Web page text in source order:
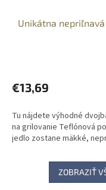
Unikátna
€13,69
Tu nájdete výhodné
na grilovanie Teflónová
jedlo zostane mäkké,
ZOBRAZIŤ